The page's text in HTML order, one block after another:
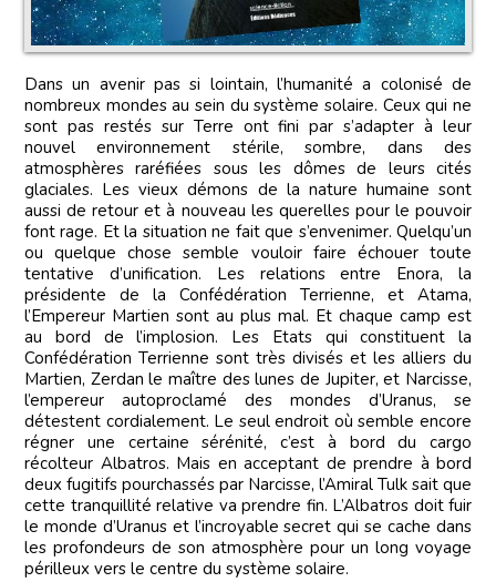
Dans un avenir pas si lointain, l’humanité a colonisé de
nombreux mondes au sein du système solaire. Ceux qui ne
sont pas restés sur Terre ont fini par s’adapter à leur
nouvel environnement stérile, sombre, dans des
atmosphères raréfiées sous les dômes de leurs cités
glaciales. Les vieux démons de la nature humaine sont
aussi de retour et à nouveau les querelles pour le pouvoir
font rage. Et la situation ne fait que s’envenimer. Quelqu’un
ou quelque chose semble vouloir faire échouer toute
tentative d’unification. Les relations entre Enora, la
présidente de la Confédération Terrienne, et Atama,
l’Empereur Martien sont au plus mal. Et chaque camp est
au bord de l’implosion. Les Etats qui constituent la
Confédération Terrienne sont très divisés et les alliers du
Martien, Zerdan le maître des lunes de Jupiter, et Narcisse,
l’empereur autoproclamé des mondes d’Uranus, se
détestent cordialement. Le seul endroit où semble encore
régner une certaine sérénité, c’est à bord du cargo
récolteur Albatros. Mais en acceptant de prendre à bord
deux fugitifs pourchassés par Narcisse, l’Amiral Tulk sait que
cette tranquillité relative va prendre fin. L’Albatros doit fuir
le monde d’Uranus et l’incroyable secret qui se cache dans
les profondeurs de son atmosphère pour un long voyage
périlleux vers le centre du système solaire.